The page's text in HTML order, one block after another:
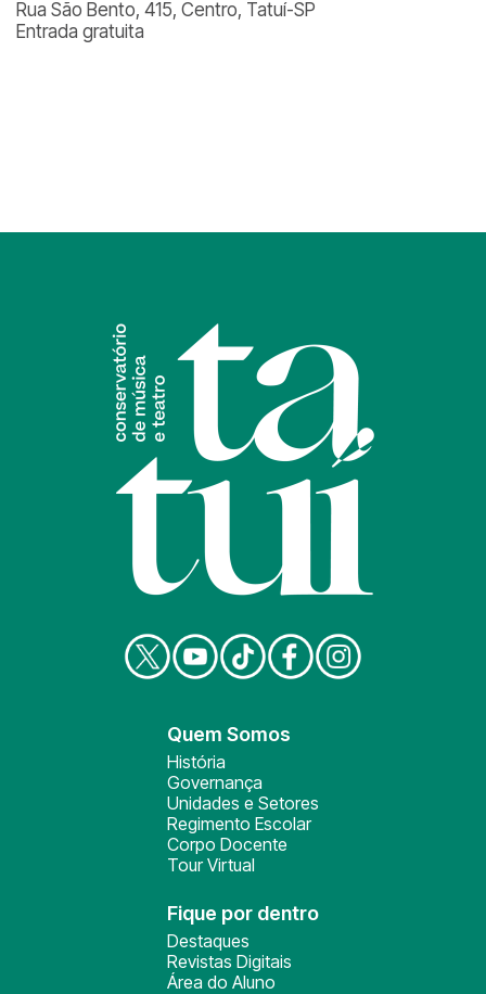
Rua São Bento, 415, Centro, Tatuí-SP
Entrada gratuita
Quem Somos
História
Governança
Unidades e Setores
Regimento Escolar
Corpo Docente
Tour Virtual
Fique por dentro
Destaques
Revistas Digitais
Área do Aluno